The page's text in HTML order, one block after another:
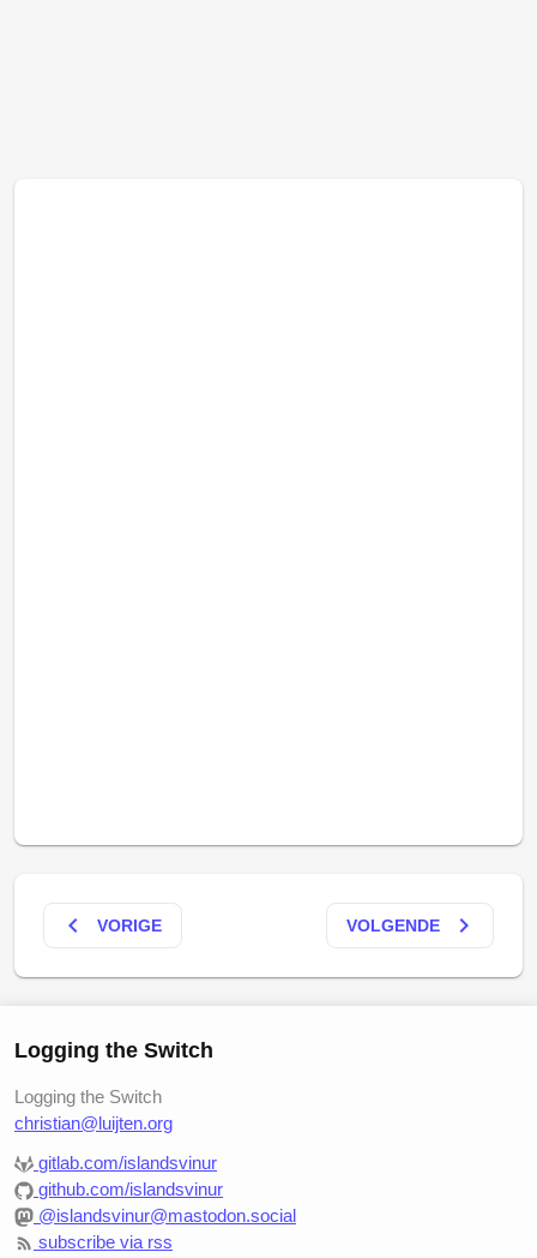
keyboard_arrow_left VORIGE VOLGENDE keyboard_arrow_right
Logging the Switch
Logging the Switch
christian@luijten.org
gitlab.com/islandsvinur
github.com/islandsvinur
@islandsvinur@mastodon.social
subscribe via rss